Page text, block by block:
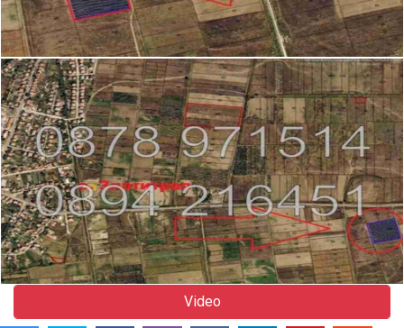
Video